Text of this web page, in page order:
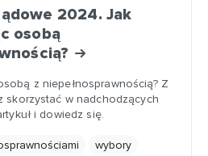
2024. Jak
osobą
z niepełnosprawnością? Z
skorzystać w nadchodzących
i dowiedz się.
wybory